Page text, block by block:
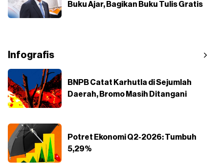
Buku Ajar, Bagikan Buku Tulis Gratis
Infografis
BNPB Catat Karhutla di Sejumlah
Daerah, Bromo Masih Ditangani
Potret Ekonomi Q2-2026: Tumbuh
5,29%